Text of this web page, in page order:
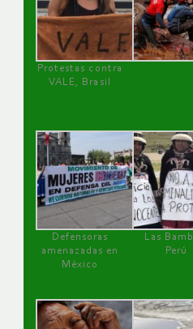
Protestas contra
VALE, Brasil
Defensoras
amenazadas en
México
Las
Perú